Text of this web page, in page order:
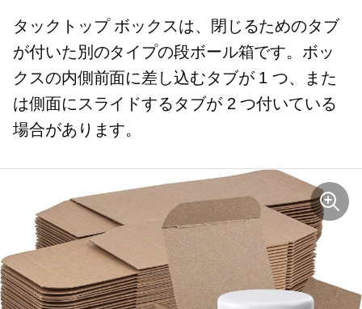
タックトップボックスは、閉じるためのタブ
が付いた別のタイプの段ボール箱です。ボッ
クスの内側前面に差し込むタブが 1 つ、また
は側面にスライドするタブが 2 つ付いている
場合があります。